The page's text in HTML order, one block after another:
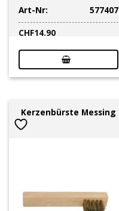
Art-Nr:
577407
CHF14.90
Kerzenbürste Messing